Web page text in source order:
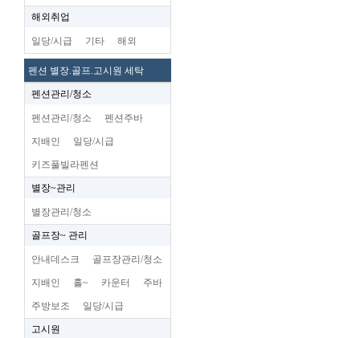
해외취업
일당/시급 기타 해외
펜션 별장.골프.고시원 세탁
펜션관리/청소
펜션관리/청소 펜션주바
지배인 일당/시급
키즈풀빌라펜션
별장~관리
별장관리/청소
골프장~ 관리
안내데스크 골프장관리/청소
지배인 홀~ 카운터 주바
주방보조 일당/시급
고시원